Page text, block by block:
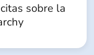
sobre la